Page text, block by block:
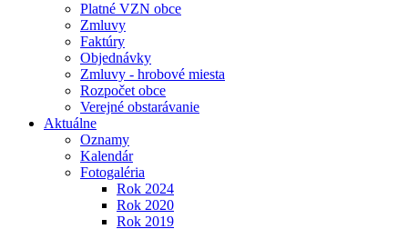
Platné VZN obce
Zmluvy
Faktúry
Objednávky
Zmluvy - hrobové miesta
Rozpočet obce
Verejné obstarávanie
Aktuálne
Oznamy
Kalendár
Fotogaléria
Rok 2024
Rok 2020
Rok 2019